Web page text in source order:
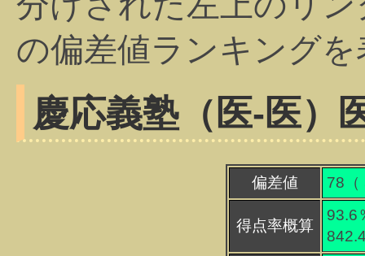
の偏差値ランキング
慶応義塾（医-医）
偏差値 78（
得点率概算
93.6